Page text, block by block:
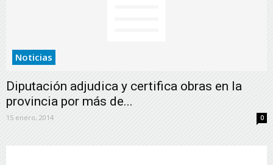
Noticias
Diputación adjudica y certifica obras en la
provincia por más de...
15 enero, 2014 0